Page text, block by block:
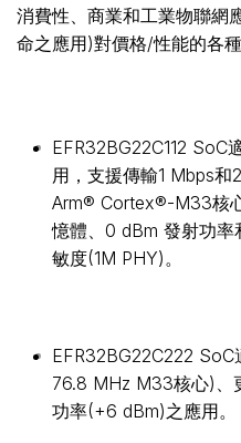
消費性、商業和工業物聯網
命之應用)對價格/性能的各種
EFR32BG22C112 SoC
用，支援傳輸1 Mbps
Arm® Cortex®-M33核
憶體、0 dBm 發射功
敏度(1M PHY)。
EFR32BG22C222
76.8 MHz M33核心)、
功率(+6 dBm)之應用。